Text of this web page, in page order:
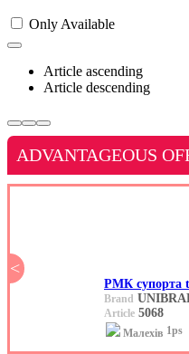
Only Available
Article ascending
Article descending
ADVANTAGEOUS
<
РМК супорта
Brand
Article 5068
Малехів 1ps